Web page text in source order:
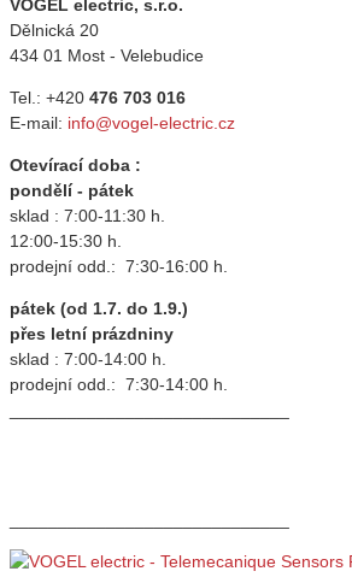
VOGEL electric, s.r.o.
Dělnická 20
434 01 Most - Velebudice
Tel.: +420 476 703 016
E-mail: info@vogel-electric.cz
Otevírací doba :
pondělí - pátek
sklad : 7:00-11:30 h.
12:00-15:30 h.
prodejní odd.: 7:30-16:00 h.
pátek (od 1.7. do 1.9.)
přes letní prázdniny
sklad : 7:00-14:00 h.
prodejní odd.: 7:30-14:00 h.